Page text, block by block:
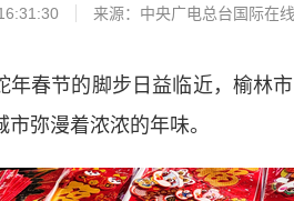
来源：中央广电总台国际在线
节的脚步日益临近，榆林市
市弥漫着浓浓的年味。